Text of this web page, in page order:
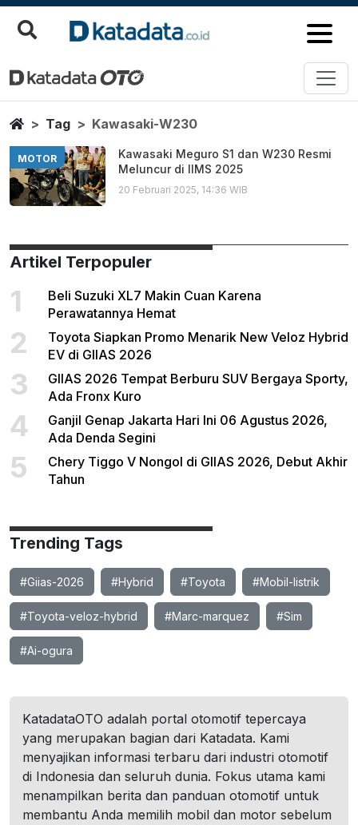
Kawasaki W230
Berita Terbaru
HomeTag Kawasaki-W230
MOTOR
Kawasaki Meguro S1 dan W230 Resmi
Meluncur di IIMS 2025
20 Februari 2025, 14:36 WIB
Artikel Terpopuler
1
Beli Suzuki XL7 Makin Cuan Karena
Perawatannya Hemat
2
Toyota Siapkan Promo Menarik New Veloz Hybrid
EV di GIIAS 2026
3
GIIAS 2026 Tempat Berburu SUV Bergaya Sporty,
Ada Fronx Kuro
4
Ganjil Genap Jakarta Hari Ini 06 Agustus 2026,
Ada Denda Segini
5
Chery Tiggo V Nongol di GIIAS 2026, Debut Akhir
Tahun
Trending Tags
#Giias-2026 #Hybrid #Toyota #Mobil-listrik
#Toyota-veloz-hybrid #Marc-marquez #Sim
#Ai-ogura
KatadataOTO adalah portal otomotif tepercaya
yang merupakan bagian dari Katadata. Kami
menyajikan informasi terbaru dari industri otomotif
di Indonesia dan seluruh dunia. Fokus utama kami
menampilkan berita dan panduan otomotif untuk
membantu Anda memilih mobil dan motor sebelum